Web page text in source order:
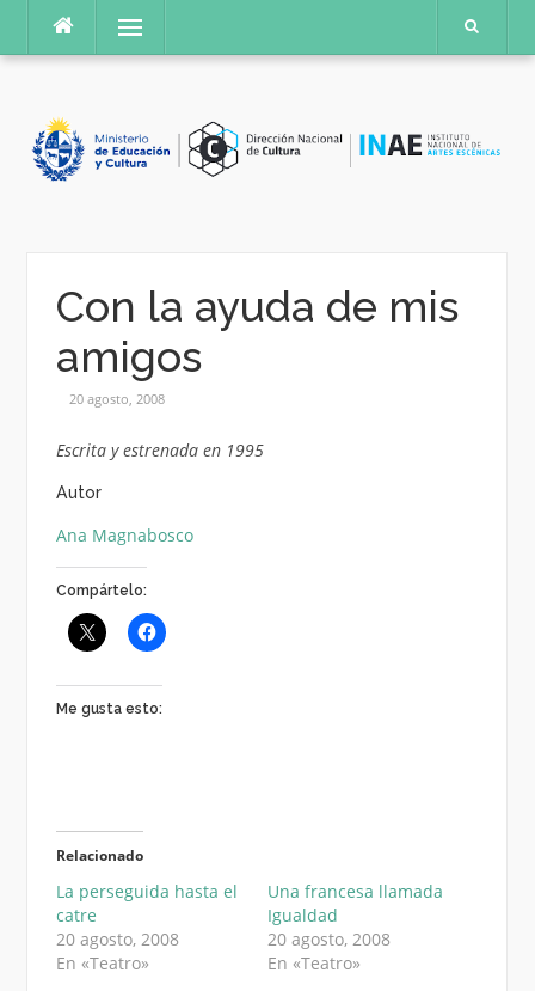
contenido
Menú
Con la ayuda de mis
amigos
20 agosto, 2008
Escrita y estrenada en 1995
Autor
Ana Magnabosco
Compártelo:
Me gusta esto:
Relacionado
La perseguida hasta el
catre
20 agosto, 2008
En «Teatro»
Una francesa llamada
Igualdad
20 agosto, 2008
En «Teatro»